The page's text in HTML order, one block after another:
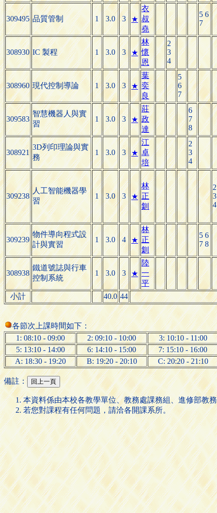
309495 品質管制 1 3.0 3 ★
衣
叔
堯
5 6
7
308930 IC 製程 1 3.0 3 ★
林
懷
恩
2
3
4
308960 現代控制導論 1 3.0 3 ★
葉
奕
良
5
6
7
309583
智慧機器人與實
習
1 3.0 3 ★
莊
政
達
6
7
8
308921
3D列印理論與實
務
1 3.0 3 ★
江
卓
培
2
3
4
309238
人工智能機器學
習
1 3.0 3 ★
林
正
釧
2
3
4
309239
物件導向程式設
計與實習
1 3.0 4 ★
林
正
釧
5 6
7 8
308938
鐵道號誌與行車
控制系統
1 3.0 3 ★
陸
一
平
小計
40.0 44
各節次上課時間如下：
1: 08:10 - 09:00
2: 09:10 - 10:00
3: 10:10 - 11:00
5: 13:10 - 14:00
6: 14:10 - 15:00
7: 15:10 - 16:00
A: 18:30 - 19:20
B: 19:20 - 20:10 C: 20:20 - 21:10
備註：
本資料係由本校各教學單位、教務處課務組、進修部教
若您對課程有任何問題，請洽各開課系所。